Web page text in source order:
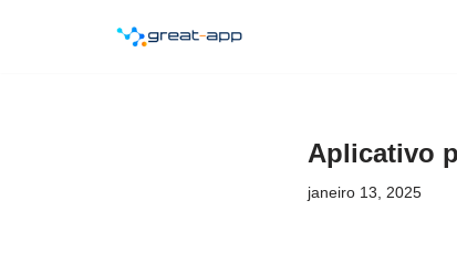
Aplicativo
janeiro 13, 2025